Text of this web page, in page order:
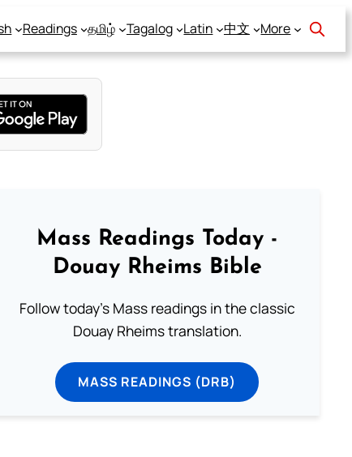
Readings தமிழ் Tagalog Latin 中文 More
Mass Readings Today -
Douay Rheims Bible
Follow today's Mass readings in the classic
Douay Rheims translation.
MASS READINGS (DRB)